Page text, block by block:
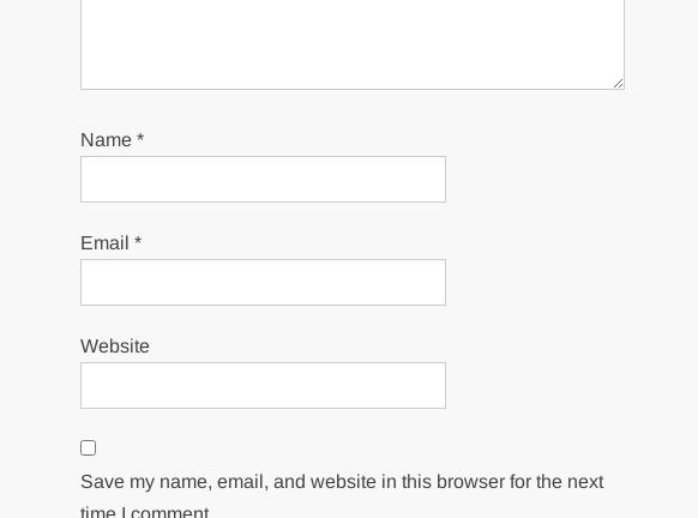
Name*
Email*
Website
Save my name, email, and website in this browser for the next